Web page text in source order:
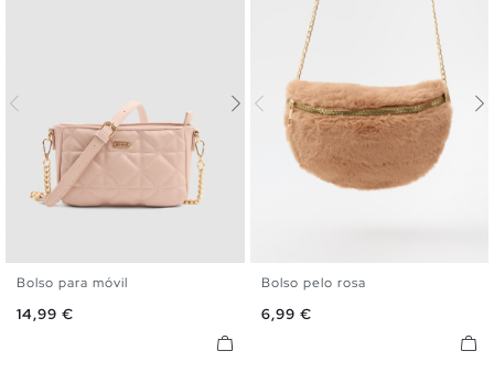
U
Bolso para móvil
Precio
14,99 €
U
Bolso pelo rosa
Precio
6,99 €